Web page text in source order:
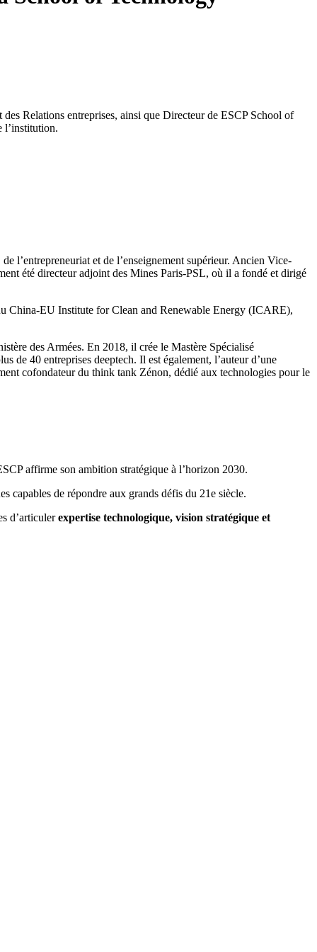
Relations entreprises, ainsi que Directeur de ESCP School of
l’institution.
l’entrepreneuriat et de l’enseignement supérieur. Ancien Vice-
été directeur adjoint des Mines Paris-PSL, où il a fondé et dirigé
China-EU Institute for Clean and Renewable Energy (ICARE),
des Armées. En 2018, il crée le Mastère Spécialisé
de 40 entreprises deeptech. Il est également, l’auteur d’une
cofondateur du think tank Zénon, dédié aux technologies pour le
affirme son ambition stratégique à l’horizon 2030.
capables de répondre aux grands défis du 21e siècle.
d’articulerexpertise technologique, vision stratégique et